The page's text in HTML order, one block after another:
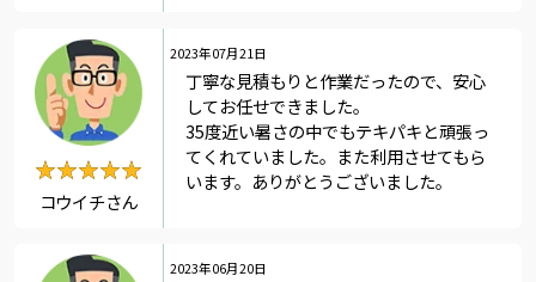
2023年07月21日
★★★★★
★★★★★
コウイチさん
丁寧な見積もりと作業だったので、安心
してお任せできました。
35度近い暑さの中でもテキパキと頑張っ
てくれていました。また利用させてもら
います。ありがとうございました。
2023年06月20日